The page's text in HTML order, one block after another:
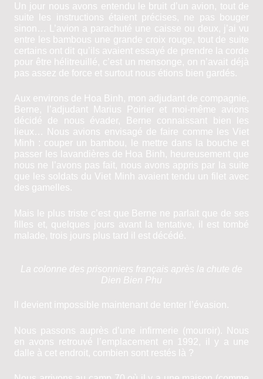
Un jour nous avons entendu le bruit d’un avion, tout de
suite les instructions étaient précises, ne pas bouger
sinon… L’avion a parachuté une caisse ou deux, j’ai vu
entre les bambous une grande croix rouge, tout de suite
certains ont dit qu’ils avaient essayé de prendre la corde
pour être hélitreuillé, c’est un mensonge, on n’avait déjà
pas assez de force et surtout nous étions bien gardés.
Aux environs de Hoa Binh, mon adjudant de compagnie,
Berne, l’adjudant Marius Poirier et moi-même avions
décidé de nous évader, Berne connaissant bien les
lieux… Nous avions envisagé de faire comme les Viet
Minh : couper un bambou, le mettre dans la bouche et
passer les lavandières de Hoa Binh, heureusement que
nous ne l’avons pas fait, nous avons appris par la suite
que les soldats du Viet Minh avaient tendu un filet avec
des gamelles.
Mais le plus triste c’est que Berne ne parlait que de ses
filles et, quelques jours avant la tentative, il est tom­bé
malade, trois jours plus tard il est décédé.
La colonne des prisonniers français après la chute de
Dien Bien Phu
ll devient impossible maintenant de tenter l’évasion.
Nous passons auprès d’une infirmerie (mou­roir). Nous
en avons retrouvé l’emplacement en 1992, il y a une
dalle à cet endroit, com­bien sont restés là ?